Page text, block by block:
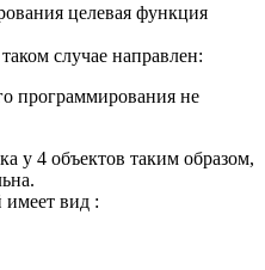
целевая функция
случае направлен:
программирования не
у 4 объектов таким образом,
имеет вид :